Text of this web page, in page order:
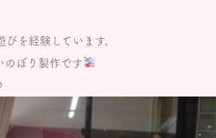
を経験しています。
のぼり製作です